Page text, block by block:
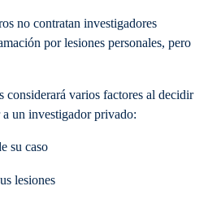
no contratan investigadores
por lesiones personales, pero
considerará varios factores al decidir
un investigador privado:
su caso
lesiones